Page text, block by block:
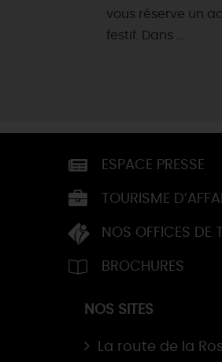
vous réserve un
festif. Dans ...
ESPACE PRESSE
TOURISME
NOS OFFICES DE
BROCHURES
NOS SITES
La route de la